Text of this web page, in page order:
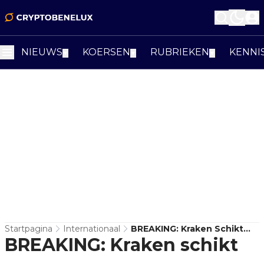
NIEUWS KOERSEN RUBRIEKEN
Startpagina Internationaal
BREAKING: Kraken Schikt
Met SEC En Beëindigt
BREAKING: Kraken schikt